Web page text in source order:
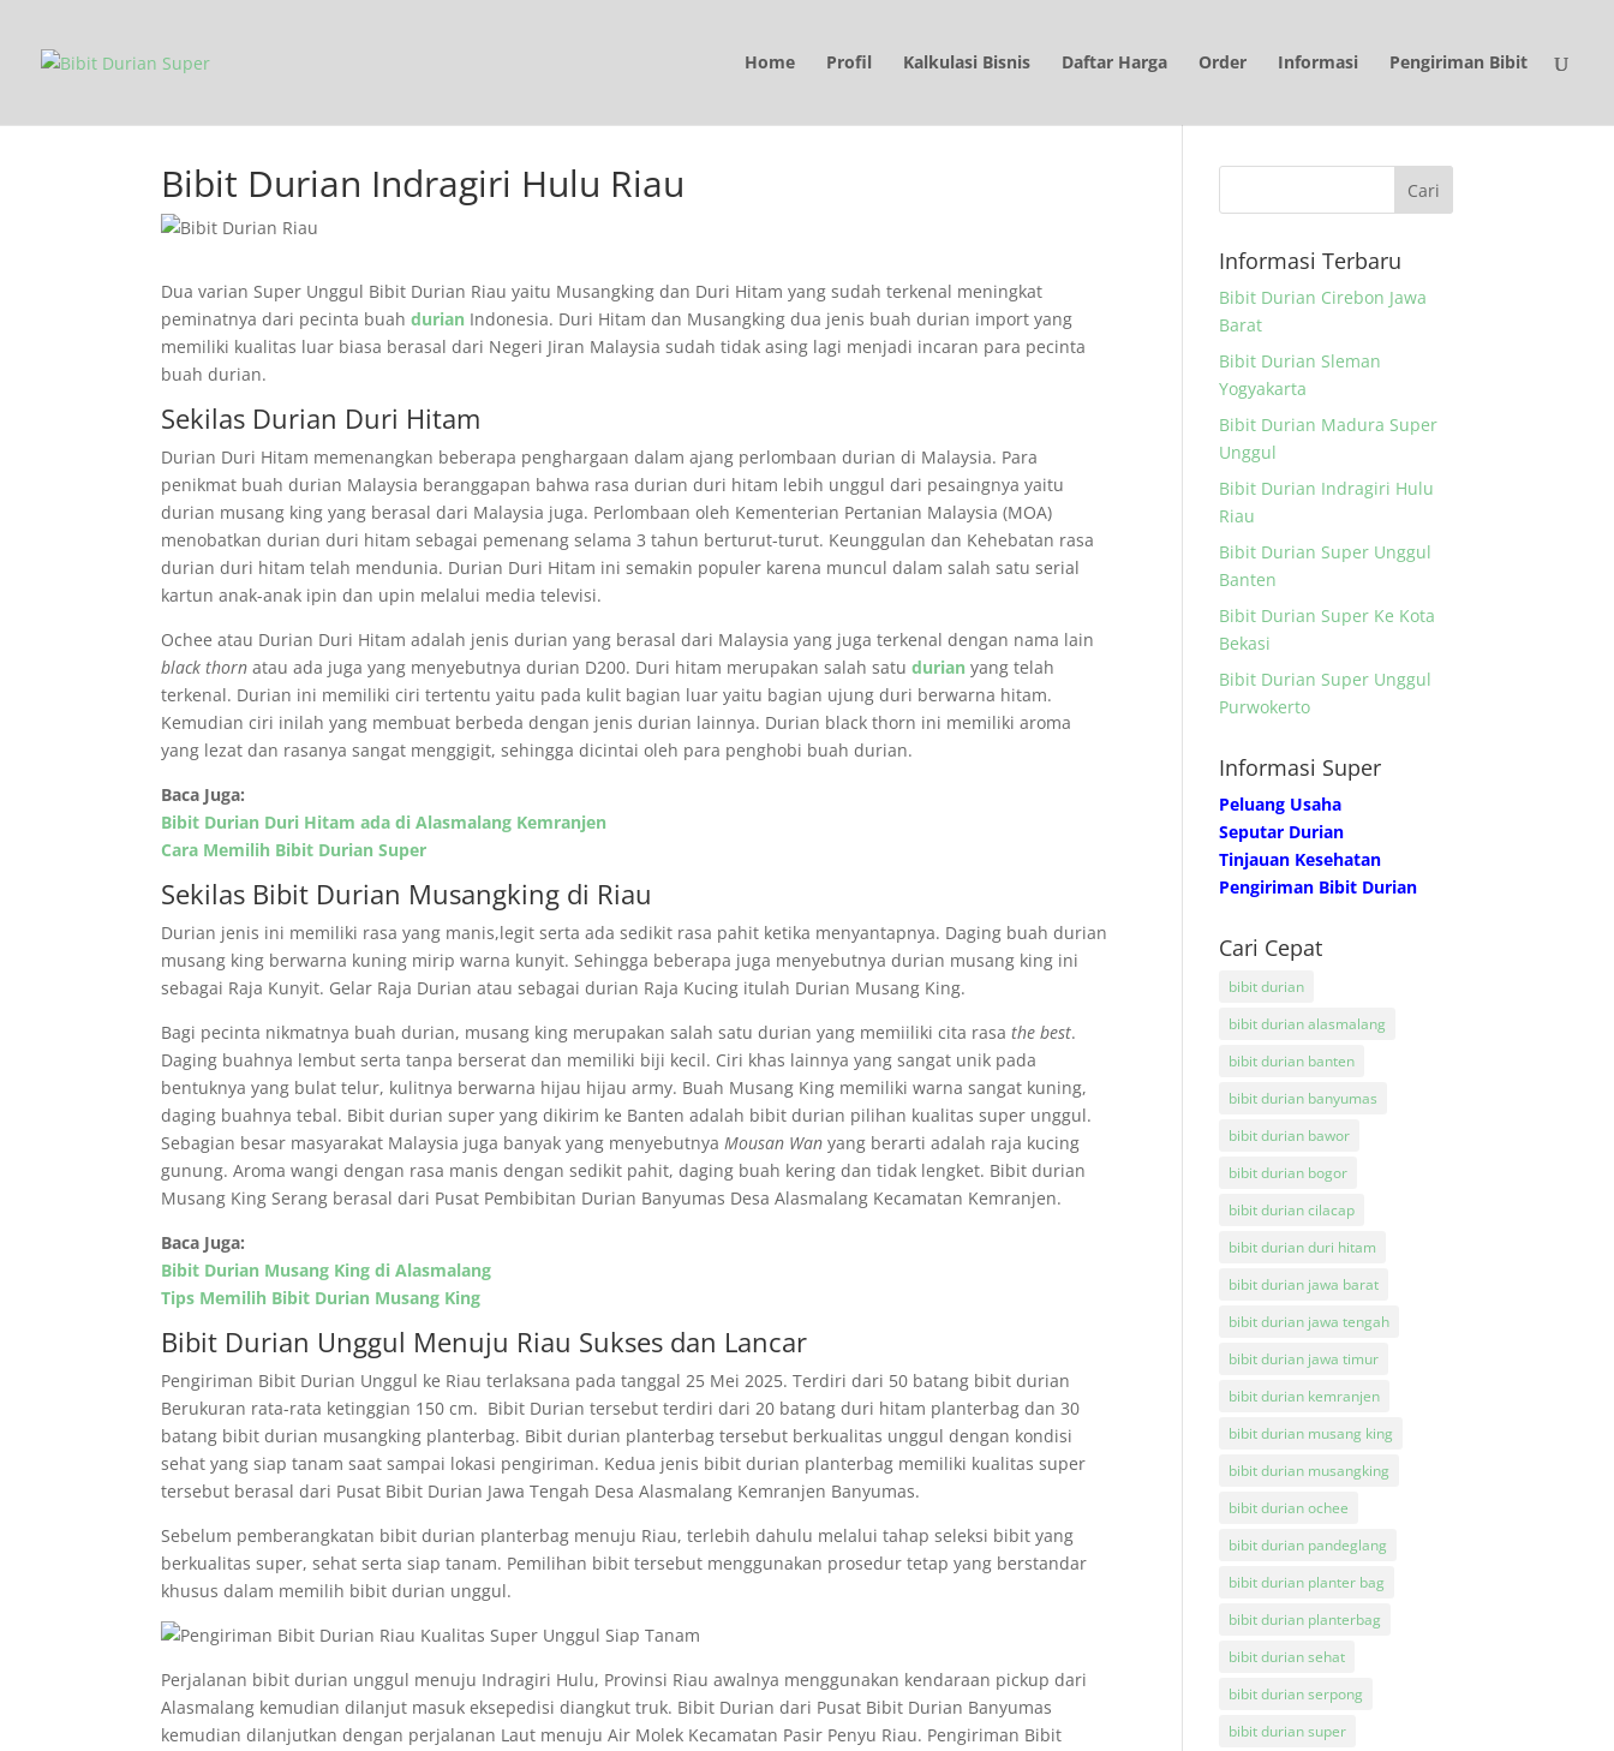
Home Profil Kalkulasi Bisnis Daftar Harga Order Informasi Pengiriman Bibit
Bibit Durian Indragiri Hulu Riau
Dua varian Super Unggul Bibit Durian Riau yaitu Musangking dan Duri Hitam yang sudah terkenal meningkat
peminatnya dari pecinta buahdurian Indonesia. Duri Hitam dan Musangking dua jenis buah durian import yang
memiliki kualitas luar biasa berasal dari Negeri Jiran Malaysia sudah tidak asing lagi menjadi incaran para pecinta
buah durian.
Sekilas Durian Duri Hitam
Durian Duri Hitam memenangkan beberapa penghargaan dalam ajang perlombaan durian di Malaysia. Para
penikmat buah durian Malaysia beranggapan bahwa rasa durian duri hitam lebih unggul dari pesaingnya yaitu
durian musang king yang berasal dari Malaysia juga. Perlombaan oleh Kementerian Pertanian Malaysia (MOA)
menobatkan durian duri hitam sebagai pemenang selama 3 tahun berturut-turut. Keunggulan dan Kehebatan rasa
durian duri hitam telah mendunia. Durian Duri Hitam ini semakin populer karena muncul dalam salah satu serial
kartun anak-anak ipin dan upin melalui media televisi.
Ochee atau Durian Duri Hitam adalah jenis durian yang berasal dari Malaysia yang juga terkenal dengan nama lain
black thorn atau ada juga yang menyebutnya durian D200. Duri hitam merupakan salah satudurian yang telah
terkenal. Durian ini memiliki ciri tertentu yaitu pada kulit bagian luar yaitu bagian ujung duri berwarna hitam.
Kemudian ciri inilah yang membuat berbeda dengan jenis durian lainnya. Durian black thorn ini memiliki aroma
yang lezat dan rasanya sangat menggigit, sehingga dicintai oleh para penghobi buah durian.
Baca Juga:
Bibit Durian Duri Hitam ada di Alasmalang Kemranjen
Cara Memilih Bibit Durian Super
Sekilas Bibit Durian Musangking di Riau
Durian jenis ini memiliki rasa yang manis,legit serta ada sedikit rasa pahit ketika menyantapnya. Daging buah durian
musang king berwarna kuning mirip warna kunyit. Sehingga beberapa juga menyebutnya durian musang king ini
sebagai Raja Kunyit. Gelar Raja Durian atau sebagai durian Raja Kucing itulah Durian Musang King.
Bagi pecinta nikmatnya buah durian, musang king merupakan salah satu durian yang memiiliki cita rasathe best.
Daging buahnya lembut serta tanpa berserat dan memiliki biji kecil. Ciri khas lainnya yang sangat unik pada
bentuknya yang bulat telur, kulitnya berwarna hijau hijau army. Buah Musang King memiliki warna sangat kuning,
daging buahnya tebal. Bibit durian super yang dikirim ke Banten adalah bibit durian pilihan kualitas super unggul.
Sebagian besar masyarakat Malaysia juga banyak yang menyebutnyaMousan Wan yang berarti adalah raja kucing
gunung. Aroma wangi dengan rasa manis dengan sedikit pahit, daging buah kering dan tidak lengket. Bibit durian
Musang King Serang berasal dari Pusat Pembibitan Durian Banyumas Desa Alasmalang Kecamatan Kemranjen.
Baca Juga:
Bibit Durian Musang King di Alasmalang
Tips Memilih Bibit Durian Musang King
Bibit Durian Unggul Menuju Riau Sukses dan Lancar
Pengiriman Bibit Durian Unggul ke Riau terlaksana pada tanggal 25 Mei 2025. Terdiri dari 50 batang bibit durian
Berukuran rata-rata ketinggian 150 cm. Bibit Durian tersebut terdiri dari 20 batang duri hitam planterbag dan 30
batang bibit durian musangking planterbag. Bibit durian planterbag tersebut berkualitas unggul dengan kondisi
sehat yang siap tanam saat sampai lokasi pengiriman. Kedua jenis bibit durian planterbag memiliki kualitas super
tersebut berasal dari Pusat Bibit Durian Jawa Tengah Desa Alasmalang Kemranjen Banyumas.
Sebelum pemberangkatan bibit durian planterbag menuju Riau, terlebih dahulu melalui tahap seleksi bibit yang
berkualitas super, sehat serta siap tanam. Pemilihan bibit tersebut menggunakan prosedur tetap yang berstandar
khusus dalam memilih bibit durian unggul.
Perjalanan bibit durian unggul menuju Indragiri Hulu, Provinsi Riau awalnya menggunakan kendaraan pickup dari
Alasmalang kemudian dilanjut masuk eksepedisi diangkut truk. Bibit Durian dari Pusat Bibit Durian Banyumas
kemudian dilanjutkan dengan perjalanan Laut menuju Air Molek Kecamatan Pasir Penyu Riau. Pengiriman Bibit
Informasi Terbaru
Bibit Durian Cirebon Jawa
Barat
Bibit Durian Sleman
Yogyakarta
Bibit Durian Madura Super
Unggul
Bibit Durian Indragiri Hulu
Riau
Bibit Durian Super Unggul
Banten
Bibit Durian Super Ke Kota
Bekasi
Bibit Durian Super Unggul
Purwokerto
Informasi Super
Peluang Usaha
Seputar Durian
Tinjauan Kesehatan
Pengiriman Bibit Durian
Cari Cepat
bibit durian
bibit durian alasmalang
bibit durian banten
bibit durian banyumas
bibit durian bawor
bibit durian bogor
bibit durian cilacap
bibit durian duri hitam
bibit durian jawa barat
bibit durian jawa tengah
bibit durian jawa timur
bibit durian kemranjen
bibit durian musang king
bibit durian musangking
bibit durian ochee
bibit durian pandeglang
bibit durian planter bag
bibit durian planterbag
bibit durian sehat
bibit durian serpong
bibit durian super